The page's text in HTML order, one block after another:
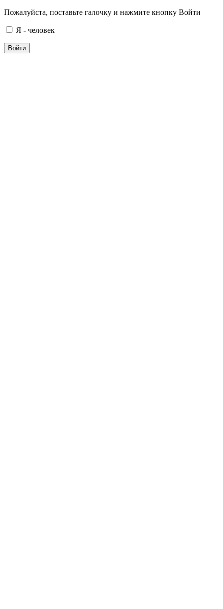
Пожалуйста, поставьте галочку и нажмите кнопку Войти
Я - человек